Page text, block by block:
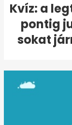
Kvíz: a
pontig
sokat